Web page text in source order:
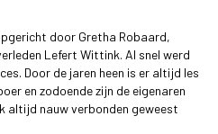
door Gretha Robaard,
Lefert Wittink. Al snel werd
Door de jaren heen is er altijd les
en zodoende zijn de eigenaren
altijd nauw verbonden geweest